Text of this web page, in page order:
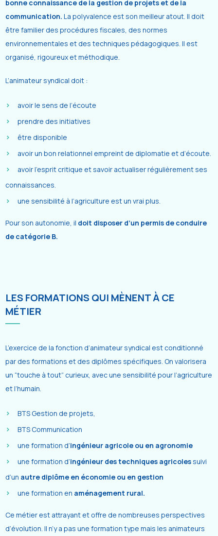
bonne connaissance de la gestion de projets et de la
communication. La polyvalence est son meilleur atout. Il doit
être familier des procédures fiscales, des normes
environnementales et des techniques pédagogiques. Il est
organisé, rigoureux et méthodique.
L’animateur syndical doit :
avoir le sens de l’écoute
prendre des initiatives
être disponible
avoir un bon relationnel empreint de diplomatie et d’écoute.
avoir l’esprit critique et savoir actualiser régulièrement ses
connaissances.
une sensibilité à l’agriculture est un vrai plus.
Pour son autonomie, il doit disposer d’un permis de conduire
de catégorie B.
LES FORMATIONS QUI MÈNENT À CE
MÉTIER
L’exercice de la fonction d’animateur syndical est conditionné
par des formations et des diplômes spécifiques. On valorisera
un “touche à tout” curieux, avec une sensibilité pour l’agriculture
et l’humain.
BTS Gestion de projets,
BTS Communication
une formation d’ingénieur agricole ou en agronomie
une formation d’ingénieur des techniques agricolessuivi
d’un autre diplôme en économie ou en gestion
une formation en aménagement rural.
Ce métier est attrayant et offre de nombreuses perspectives
d’évolution. Il n’y a pas une formation type mais les animateurs